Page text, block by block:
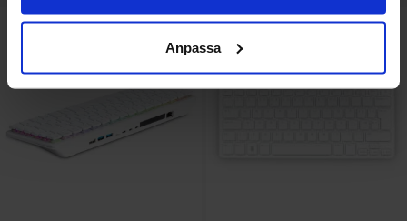
Anpassa
raspberry Pi 500+ Unit Only (Nordisk) som favorit
Makera raspberry Pi 500 Unit